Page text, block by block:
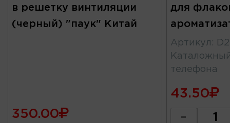
в решетку винтиляции
(черный) "паук" Китай
350.00
для
Артикул :
телефона
43.50
-